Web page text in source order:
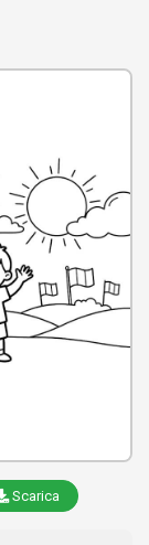
Scarica